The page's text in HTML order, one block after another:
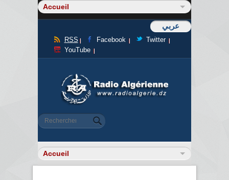
عربي
RSS Facebook
Twitter
YouTube
Formulaire de recherche
Rechercher